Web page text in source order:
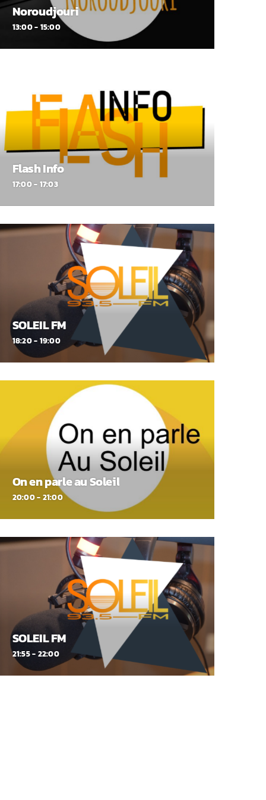
Noroudjouri
13:00 - 15:00
Flash Info
17:00 - 17:03
SOLEIL FM
18:20 - 19:00
On en parle au Soleil
20:00 - 21:00
SOLEIL FM
21:55 - 22:00